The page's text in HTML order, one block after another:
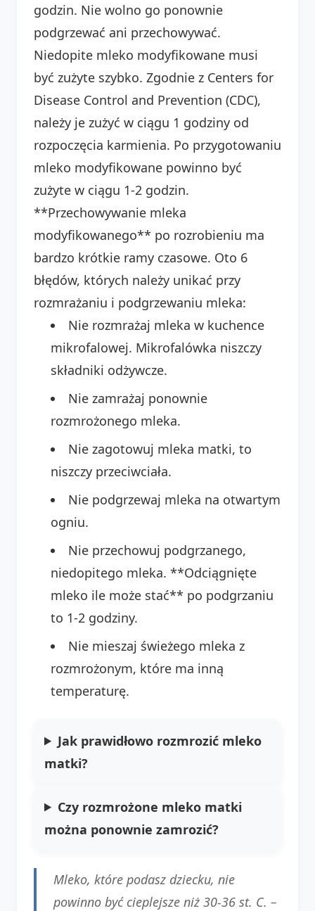
godzin. Nie wolno go ponownie
podgrzewać ani przechowywać.
Niedopite mleko modyfikowane musi
być zużyte szybko. Zgodnie z Centers for
Disease Control and Prevention (CDC),
należy je zużyć w ciągu 1 godziny od
rozpoczęcia karmienia. Po przygotowaniu
mleko modyfikowane powinno być
zużyte w ciągu 1-2 godzin.
**Przechowywanie mleka
modyfikowanego** po rozrobieniu ma
bardzo krótkie ramy czasowe. Oto 6
błędów, których należy unikać przy
rozmrażaniu i podgrzewaniu mleka:
Nie rozmrażaj mleka w kuchence
mikrofalowej. Mikrofalówka niszczy
składniki odżywcze.
Nie zamrażaj ponownie
rozmrożonego mleka.
Nie zagotowuj mleka matki, to
niszczy przeciwciała.
Nie podgrzewaj mleka na otwartym
ogniu.
Nie przechowuj podgrzanego,
niedopitego mleka. **Odciągnięte
mleko ile może stać** po podgrzaniu
to 1-2 godziny.
Nie mieszaj świeżego mleka z
rozmrożonym, które ma inną
temperaturę.
Jak prawidłowo rozmrozić mleko
matki?
Czy rozmrożone mleko matki
można ponownie zamrozić?
Mleko, które podasz dziecku, nie
powinno być cieplejsze niż 30-36 st. C. –